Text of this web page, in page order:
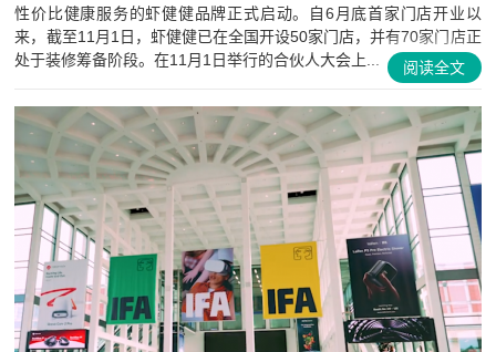
性价比健康服务的虾健健品牌正式启动。自6月底首家门店开业以
来，截至11月1日，虾健健已在全国开设50家门店，并有70家门店正
处于装修筹备阶段。在11月1日举行的合伙人大会上...
阅读全文